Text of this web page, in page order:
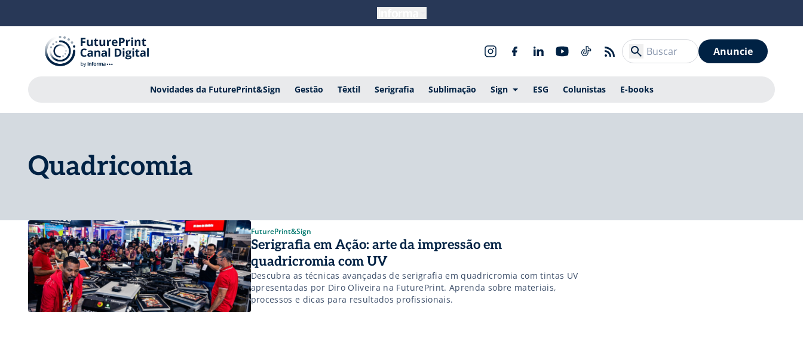
Anuncie
Novidades da FuturePrint&Sign Gestão Têxtil Serigrafia Sublimação Sign ESG Colunistas E-books
Quadricomia
FuturePrint&Sign
Serigrafia em Ação: arte da impressão em
quadricromia com UV
Descubra as técnicas avançadas de serigrafia em quadricromia com tintas UV
apresentadas por Diro Oliveira na FuturePrint. Aprenda sobre materiais,
processos e dicas para resultados profissionais.